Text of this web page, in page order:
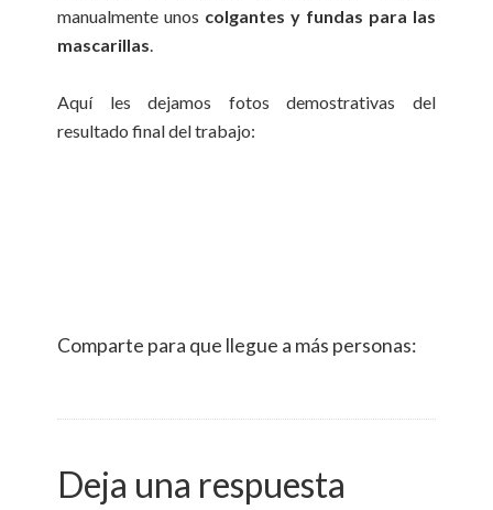
manualmente unos colgantes y fundas para las
mascarillas.
Aquí les dejamos fotos demostrativas del
resultado final del trabajo:
Comparte para que llegue a más personas:
Deja una respuesta